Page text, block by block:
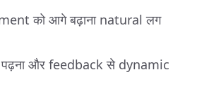
को आगे बढ़ाना natural लग
और feedback से dynamic